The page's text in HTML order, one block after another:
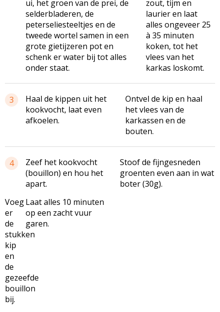
ui, het groen van de prei, de
selderbladeren, de
peterseliesteeltjes en de
tweede wortel samen in een
grote gietijzeren pot en
schenk er water bij tot alles
onder staat.
zout, tijm en
laurier en laat
alles ongeveer 25
à 35 minuten
koken, tot het
vlees van het
karkas loskomt.
3
Haal de kippen uit het
kookvocht, laat even
afkoelen.
Ontvel de kip en haal
het vlees van de
karkassen en de
bouten.
4
Zeef het kookvocht
(bouillon) en hou het
apart.
Stoof de fijngesneden
groenten even aan in wat
boter (30g).
Voeg
er
de
stukken
kip
en
de
gezeefde
bouillon
bij.
Laat alles 10 minuten
op een zacht vuur
garen.